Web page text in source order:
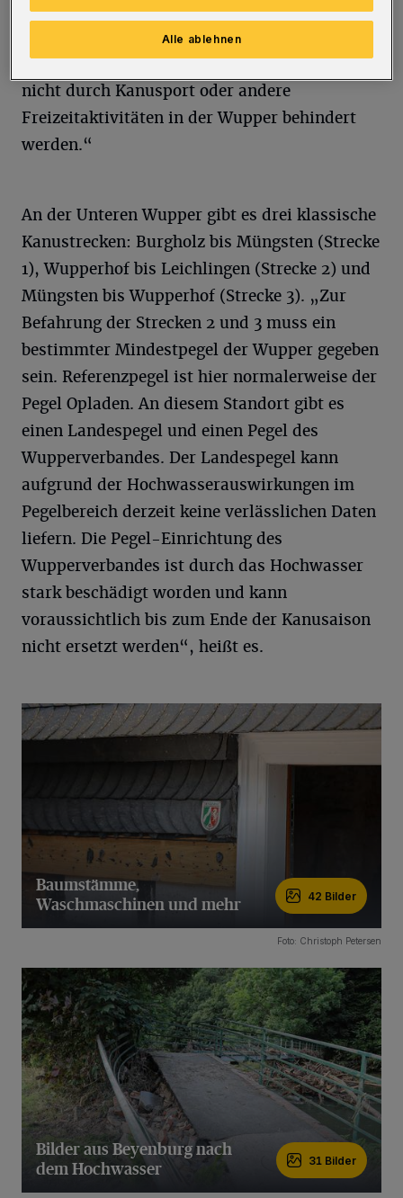
Wupperverband. „Für Kanufahrer stellen diese
Einsätze eine besondere Gefahr dar! Zudem
sollen die notwendigen Räumungsarbeiten
nicht durch Kanusport oder andere
Freizeitaktivitäten in der Wupper behindert
werden.“
An der Unteren Wupper gibt es drei klassische
Kanustrecken: Burgholz bis Müngsten (Strecke
1), Wupperhof bis Leichlingen (Strecke 2) und
Müngsten bis Wupperhof (Strecke 3). „Zur
Befahrung der Strecken 2 und 3 muss ein
bestimmter Mindestpegel der Wupper gegeben
sein. Referenzpegel ist hier normalerweise der
Pegel Opladen. An diesem Standort gibt es
einen Landespegel und einen Pegel des
Wupperverbandes. Der Landespegel kann
aufgrund der Hochwasserauswirkungen im
Pegelbereich derzeit keine verlässlichen Daten
liefern. Die Pegel-Einrichtung des
Wupperverbandes ist durch das Hochwasser
stark beschädigt worden und kann
voraussichtlich bis zum Ende der Kanusaison
nicht ersetzt werden“, heißt es.
Baumstämme,
Waschmaschinen und mehr
42 Bilder
Foto: Christoph Petersen
Bilder aus Beyenburg nach
dem Hochwasser
31 Bilder
Alle ablehnen